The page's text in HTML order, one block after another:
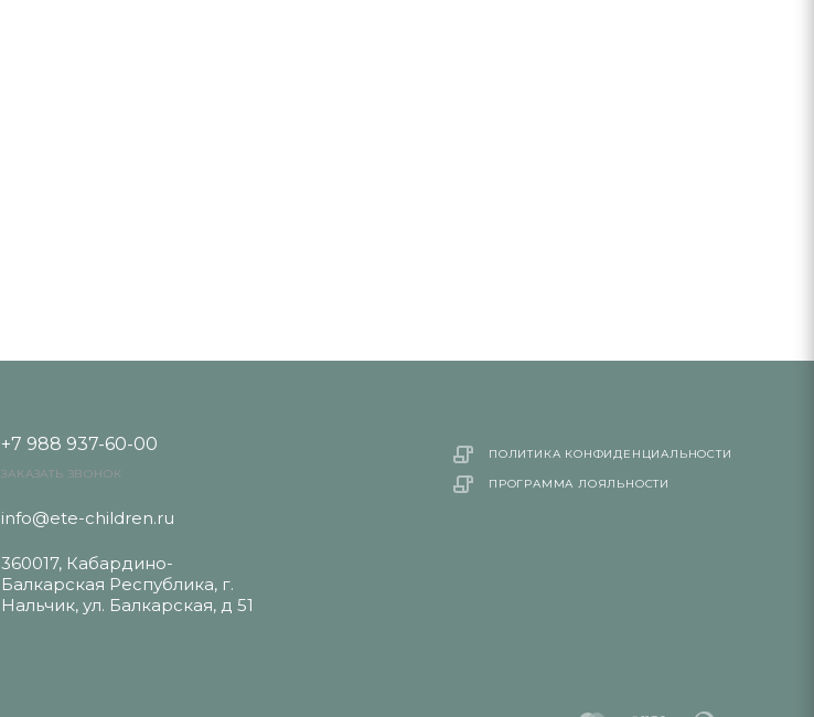
+7 988 937-60-00
ЗАКАЗАТЬ ЗВОНОК
info@ete-children.ru
360017, Кабардино-
Балкарская Республика, г.
Нальчик, ул. Балкарская, д 51
ПОЛИТИКА КОНФИДЕНЦИАЛЬНОСТИ
ПРОГРАММА ЛОЯЛЬНОСТИ